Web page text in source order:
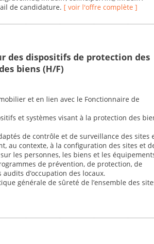
de candidature. [ voir l'offre complète ]
des dispositifs de protection des
biens (H/F)
et en lien avec le Fonctionnaire de
et systèmes visant à la protection des
de contrôle et de surveillance des sites
au contexte, à la configuration des sites et
les personnes, les biens et les
de prévention, de protection, de
d’occupation des locaux.
générale de sûreté de l’ensemble des